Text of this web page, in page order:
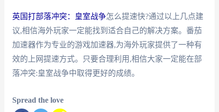
英国打部落冲突：皇室战争怎么提速快?通过以上几点建
议,相信海外玩家一定能找到适合自己的解决方案。番茄
加速器作为专业的游戏加速器,为海外玩家提供了一种有
效的上网提速方式。只要合理利用,相信大家一定能在部
落冲突:皇室战争中取得更好的成绩。
Spread the love